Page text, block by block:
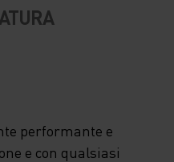
performante e
e con qualsiasi